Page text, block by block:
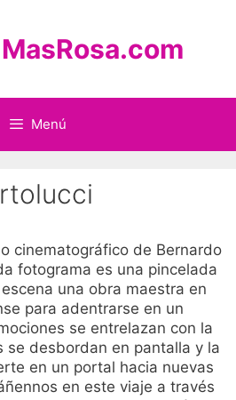
MasRosa.com
Menú
cinematográfico de Bernardo
fotograma es una pincelada
una obra maestra en
para adentrarse en un
se entrelazan con la
se desbordan en pantalla y la
en un portal hacia nuevas
en este viaje a través